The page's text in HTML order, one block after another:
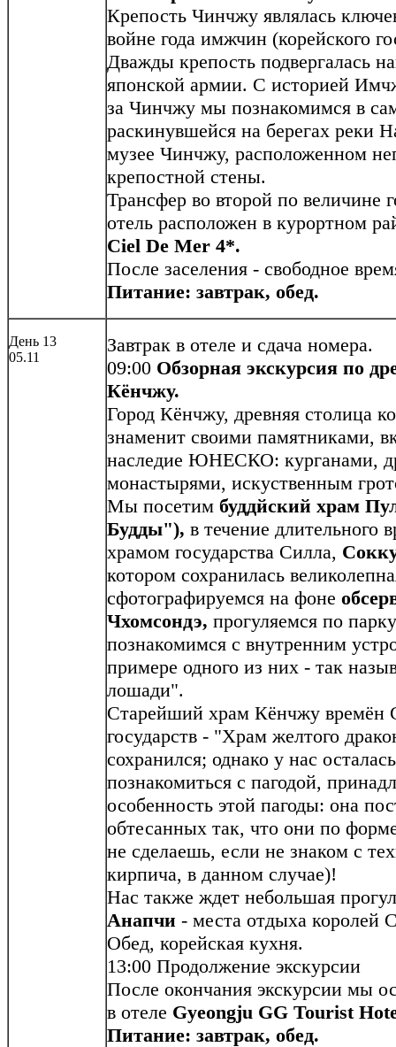
Крепость Чинчжу являлась
войне года имжчин (корейского
Дважды крепость подвергалась
японской армии. С историей
за Чинчжу мы познакомимся в
раскинувшейся на берегах реки
музее Чинчжу, расположенном
крепостной стены.
Трансфер во второй по
отель расположен в курортном
Ciel De Mer 4*.
После заселения - свободное
Питание: завтрак, обед.
День 13
05.11
Завтрак в отеле и сдача номера.
09:00 Обзорная экскурсия по
Кёнчжу.
Город Кёнчжу, древняя столица
знаменит своими памятниками,
наследие ЮНЕСКО: курганами,
монастырями, искуственным
Мы посетим буддйский храм
Будды"), в течение
храмом государства Силла,
котором сохранилась
сфотографируемся на фоне
Чхомсондэ, прогуляемся по
познакомимся с внутренним
примере одного из них - так
лошади".
Старейший храм Кёнчжу времён
государств - "Храм желтого
сохранился; однако у нас
познакомиться с пагодой,
особенность этой пагоды: она
обтесанных так, что они по
не сделаешь, если не знаком с
кирпича, в данном случае)!
Нас также ждет небольшая
Анапчи - места отдыха королей
Обед, корейская кухня.
13:00 Продолжение экскурсии
После окончания экскурсии мы
в отеле Gyeongju GG Tourist
Питание: завтрак, обед.